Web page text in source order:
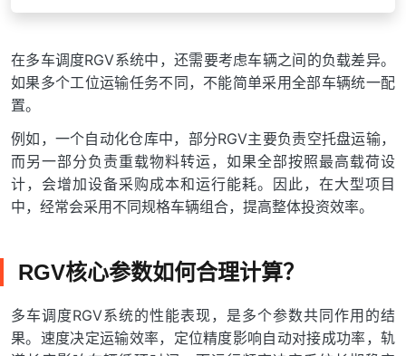
在多车调度RGV系统中，还需要考虑车辆之间的负载差异。
如果多个工位运输任务不同，不能简单采用全部车辆统一配
置。
例如，一个自动化仓库中，部分RGV主要负责空托盘运输，
而另一部分负责重载物料转运，如果全部按照最高载荷设
计，会增加设备采购成本和运行能耗。因此，在大型项目
中，经常会采用不同规格车辆组合，提高整体投资效率。
RGV核心参数如何合理计算？
多车调度RGV系统的性能表现，是多个参数共同作用的结
果。速度决定运输效率，定位精度影响自动对接成功率，轨